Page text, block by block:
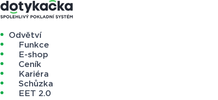
Odvětví
Funkce
E-shop
Ceník
Kariéra
Schůzka
EET 2.0